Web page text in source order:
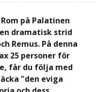
på Palatinen
dramatisk strid
Remus. På denna
25 personer för
får du följa med
"den eviga